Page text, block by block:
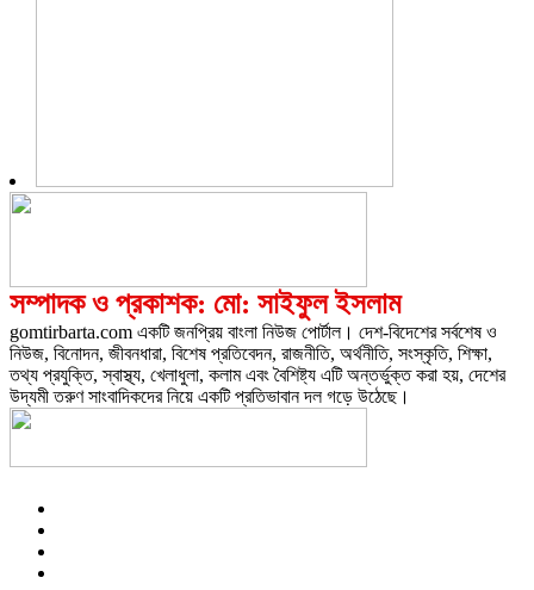
সম্পাদক ও প্রকাশক: মো: সাইফুল ইসলাম
gomtirbarta.com একটি জনপ্রিয় বাংলা নিউজ পোর্টাল। দেশ-বিদেশের সর্বশেষ ও
নিউজ, বিনোদন, জীবনধারা, বিশেষ প্রতিবেদন, রাজনীতি, অর্থনীতি, সংস্কৃতি, শিক্ষা,
তথ্য প্রযুক্তি, স্বাস্থ্য, খেলাধুলা, কলাম এবং বৈশিষ্ট্য এটি অন্তর্ভুক্ত করা হয়, দেশের
উদ্যমী তরুণ সাংবাদিকদের নিয়ে একটি প্রতিভাবান দল গড়ে উঠেছে।